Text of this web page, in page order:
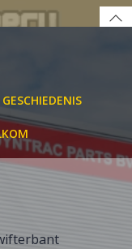
GESCHIEDENIS